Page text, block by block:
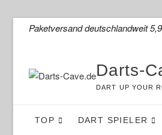
Paketversand deutschlandweit
Darts-
DART UP YOUR
TOP DART SPIELER